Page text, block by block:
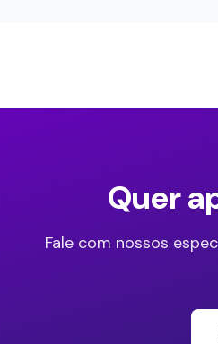
Quer
Fale com nossos